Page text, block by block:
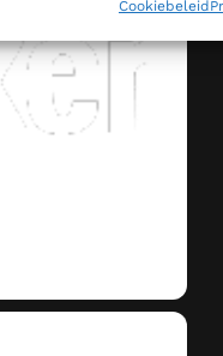
Cookiebeleid